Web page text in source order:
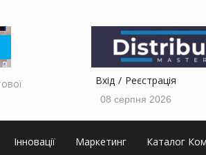
Вхід Реєстрація
08 серпня 2026
Інновації Маркетинг Каталог